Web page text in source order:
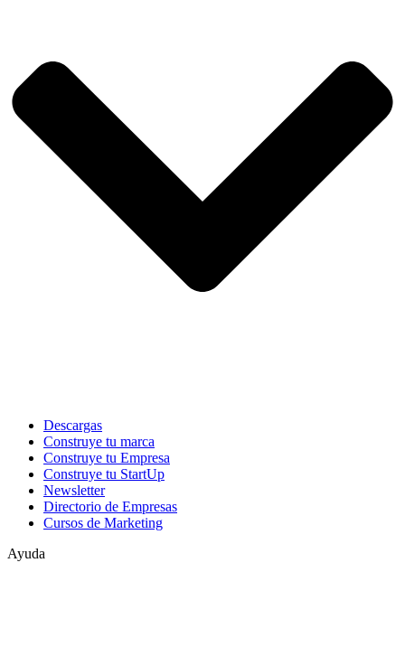
Descargas
Construye tu marca
Construye tu Empresa
Construye tu StartUp
Newsletter
Directorio de Empresas
Cursos de Marketing
Ayuda